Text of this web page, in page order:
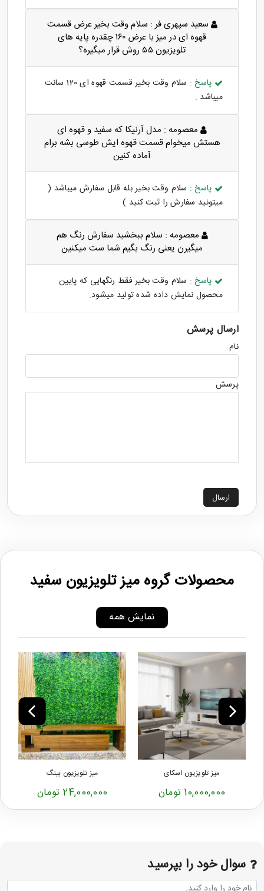
سعید سپهری فر :سلام وقت بخیر عرض قسمت
قهوه ای در میز با عرض ۱۶۰ چقدره پایه های
تلویزیون ۵۵ روش قرار میگیره؟
پاسخ :
سلام وقت بخیر قسمت قهوه ای 120 سانت
میباشد .
معصومه : مدل آرنیکا که سفید و قهوه ای
هستش میخوام قسمت قهوه ایش طوسی بشه برام
آماده کنین
پاسخ : سلام وقت بخیر بله قابل سفارش میباشد (
میتونید سفارش را ثبت کنید )
معصومه : سلام ببخشید سفارش رنگ هم
میگیرن یعنی رنگ بگیم شما ست میکنین
پاسخ : سلام وقت بخیر فقط رنگهایی که پایین
محصول نمایش داده شده تولید میشود.
ارسال پرسش
نام
پرسش
ارسال
محصولات گروه میز تلویزیون سفید
نمایش همه
میز تلویزیون اسکای
10,000,000 تومان
میز تلویزیون بینگ
24,000,000 تومان
سوال خود را بپرسید